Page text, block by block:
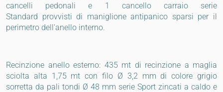
cancelli pedonali e 1 cancello carraio serie
Standard provvisti di maniglione antipanico sparsi per il
perimetro dell'anello interno.
Recinzione anello esterno: 435 mt di recinzione a maglia
sciolta alta 1,75 mt con filo Ø 3,2 mm di colore grigio
sorretta da pali tondi Ø 48 mm serie Sport zincati a caldo e